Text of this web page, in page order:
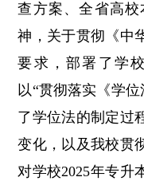
查方案、全省高
神，关于贯彻《中
要求，部署了学
以“贯彻落实《学
了学位法的制定过
变化，以及我校贯
对学校2025年专升